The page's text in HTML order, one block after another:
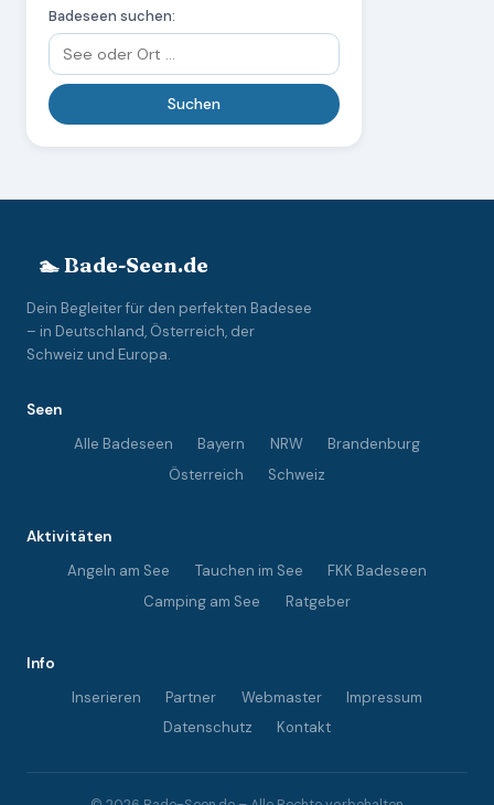
Badeseen suchen:
🏊 Bade-Seen.de
Dein Begleiter für den perfekten Badesee
– in Deutschland, Österreich, der
Schweiz und Europa.
Seen
Alle Badeseen
Bayern NRW
Brandenburg
Österreich
Schweiz
Aktivitäten
Angeln am See
Tauchen im See
FKK Badeseen
Camping am See
Ratgeber
Info
Inserieren
Partner Webmaster
Impressum
Datenschutz
Kontakt